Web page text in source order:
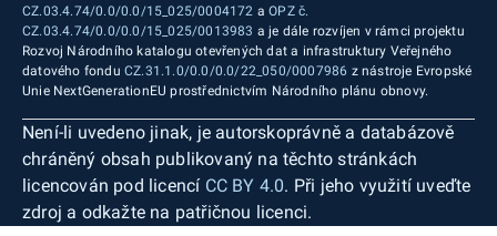
CZ.03.4.74/0.0/0.0/15_025/0004172 aOPZ č.
CZ.03.4.74/0.0/0.0/15_025/0013983 a je dále rozvíjen v rámci projektu
Rozvoj Národního katalogu otevřených dat a infrastruktury Veřejného
datového fondu CZ.31.1.0/0.0/0.0/22_050/0007986 z nástroje Evropské
Unie NextGenerationEU prostřednictvím Národního plánu obnovy.
Není-li uvedeno jinak, je autorskoprávně a databázově
chráněný obsah publikovaný na těchto stránkách
licencován pod licencí CC BY 4.0. Při jeho využití uveďte
zdroj a odkažte na patřičnou licenci.